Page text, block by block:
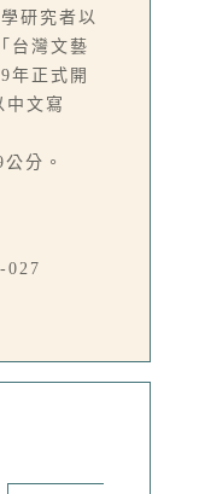
研究者以
台灣文藝
年正式開
中文寫
分。
027